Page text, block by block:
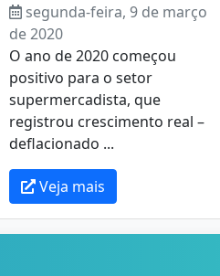
segunda-feira, 9 de março
de 2020
O ano de 2020 começou
positivo para o setor
supermercadista, que
registrou crescimento real –
deflacionado ...
Veja mais